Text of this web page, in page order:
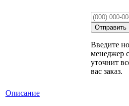
Введите
менеджер
уточнит
вас заказ.
Описание